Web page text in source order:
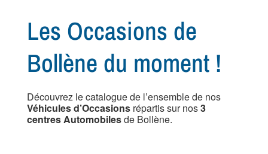
Les Occasions de
Bollène du moment !
Découvrez le catalogue de l’ensemble de nos
Véhicules d’Occasionsrépartis sur nos3
centres Automobilesde Bollène.